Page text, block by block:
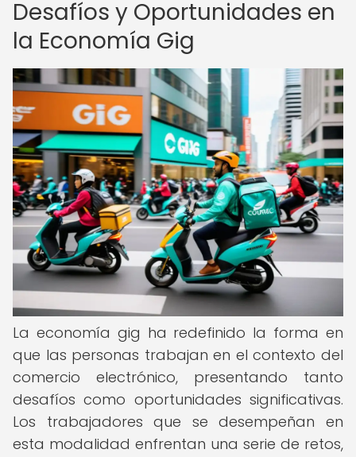
Desafíos y Oportunidades en
la Economía Gig
La economía gig ha redefinido la forma en
que las personas trabajan en el contexto del
comercio electrónico, presentando tanto
desafíos como oportunidades significativas.
Los trabajadores que se desempeñan en
esta modalidad enfrentan una serie de retos,